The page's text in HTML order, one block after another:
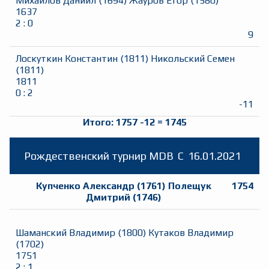
1637
2 : 0
9
Лоскуткин Константин (1811) Никольский Семен
(1811)
1811
0 : 2
-11
Итого: 1757 -12= 1745
Рождественский турнир MDB C 16.01.2021
Купченко Александр (1761) Полещук
Дмитрий (1746)
1754
Шаманский Владимир (1800) Кутаков Владимир
(1702)
1751